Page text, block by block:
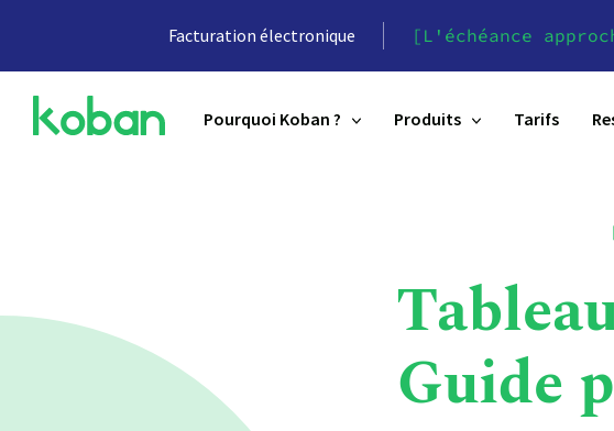
Facturation électronique [L'échéance
Pourquoi Koban ? Produits Tarifs
Guide